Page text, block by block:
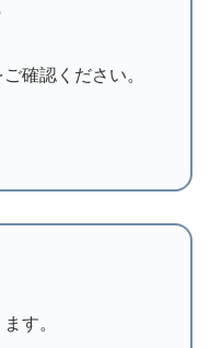
確認ください。
す。